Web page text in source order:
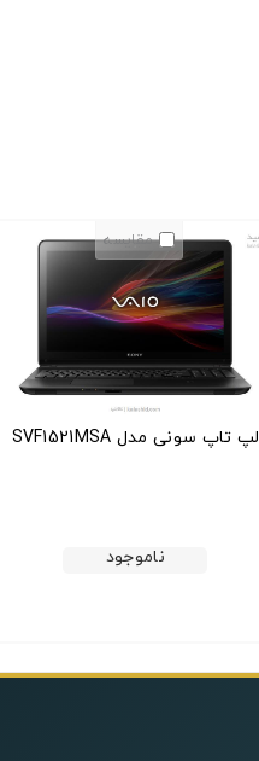
مقایسه
لپ تاپ سونی مدل SVF1521MSA
ناموجود